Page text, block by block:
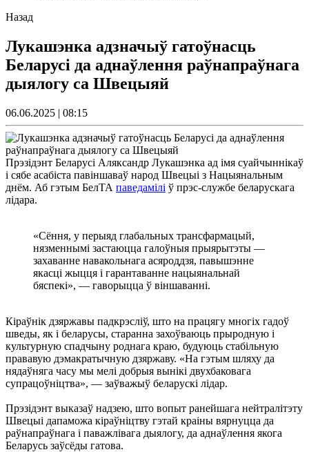
Назад
Лукашэнка адзначыў гатоўнасць
Беларусі да аднаўлення раўнапраўнага
дыялогу са Швецыяй
06.06.2025 | 08:15
Прэзідэнт Беларусі Аляксандр Лукашэнка ад імя суайчыннікаў
і сябе асабіста павіншаваў народ Швецыі з Нацыянальным
днём. Аб гэтым БелТА паведамілі ў прэс-службе беларускага
лідара.
«Сёння, у перыяд глабальных трансфармацый,
нязменнымі застаюцца галоўныя прыярытэты —
захаванне навакольнага асяроддзя, павышэнне
якасці жыцця і гарантаванне нацыянальнай
бяспекі», — гаворыцца ў віншаванні.
Кіраўнік дзяржавы падкрэсліў, што на працягу многіх гадоў
шведы, як і беларусы, старанна захоўваюць прыродную і
культурную спадчыну роднага краю, будуюць стабільную
прававую дэмакратычную дзяржаву. «На гэтым шляху да
нядаўняга часу мы мелі добрыя вынікі двухбаковага
супрацоўніцтва», — заўважыў беларускі лідар.
Прэзідэнт выказаў надзею, што вопыт ранейшага нейтралітэту
Швецыі дапаможа кіраўніцтву гэтай краіны вярнуцца да
раўнапраўнага і паважлівага дыялогу, да аднаўлення якога
Беларусь заўсёды гатова.